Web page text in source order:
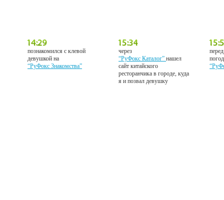
познакомился с клевой
девушкой на
“РуФокс Знакомства”
через
“РуФокс Каталог”нашел
сайт китайского
ресторанчика в городе, куда
я и позвал девушку